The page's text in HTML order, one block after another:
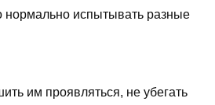
нормально испытывать разные
им проявляться, не убегать